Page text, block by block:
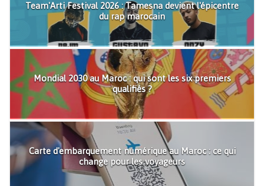
Team'Arti Festival 2026 : Tamesna devient l'épicentre
du rap marocain
Mondial 2030 au Maroc : qui sont les six premiers
qualifiés ?
Carte d'embarquement numérique au Maroc : ce qui
change pour les voyageurs